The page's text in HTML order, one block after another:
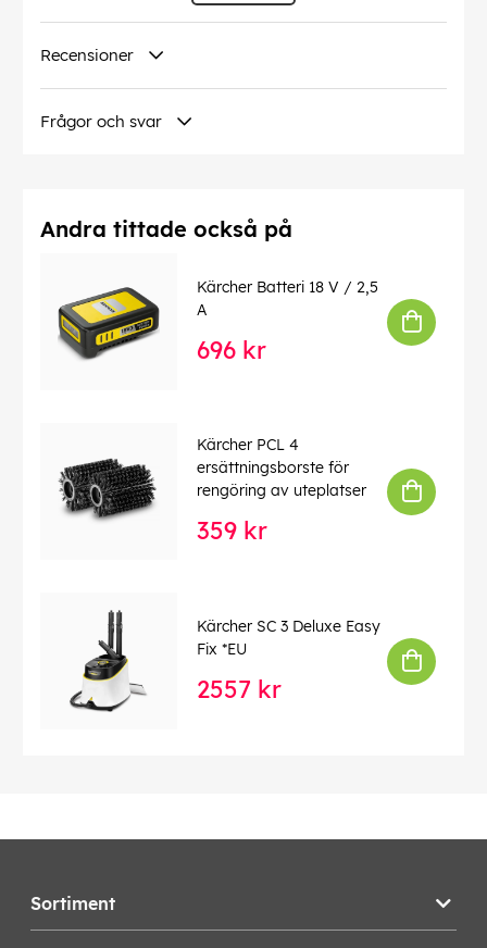
Denna text har översatts automatiskt, fel kan
Recensioner
Frågor och svar
Andra tittade också på
Kärcher Batteri 18 V / 2,5
A
696 kr
Kärcher PCL 4
ersättningsborste för
rengöring av uteplatser
359 kr
Kärcher SC 3 Deluxe Easy
Fix *EU
2557 kr
Sortiment